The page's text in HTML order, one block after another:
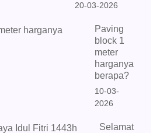
20-03-2026
Paving
block 1
meter
harganya
berapa?
10-03-
2026
Selamat